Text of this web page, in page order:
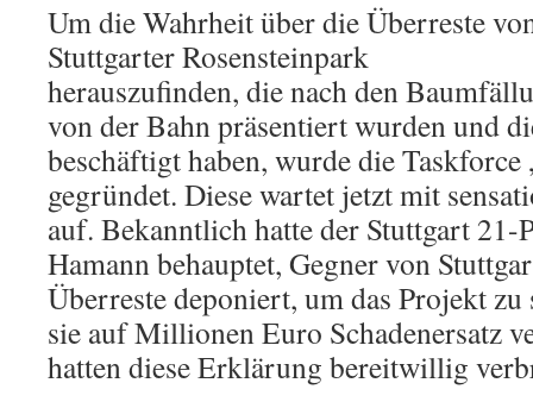
Um die Wahrheit über die Überreste
Stuttgarter Rosensteinpark
herauszufinden, die nach den
von der Bahn präsentiert wurden und
beschäftigt haben, wurde die Taskforce
gegründet. Diese wartet jetzt mit
auf. Bekanntlich hatte der Stuttgart 21-
Hamann behauptet, Gegner von
Überreste deponiert, um das Projekt
sie auf Millionen Euro Schadenersatz
hatten diese Erklärung bereitwillig